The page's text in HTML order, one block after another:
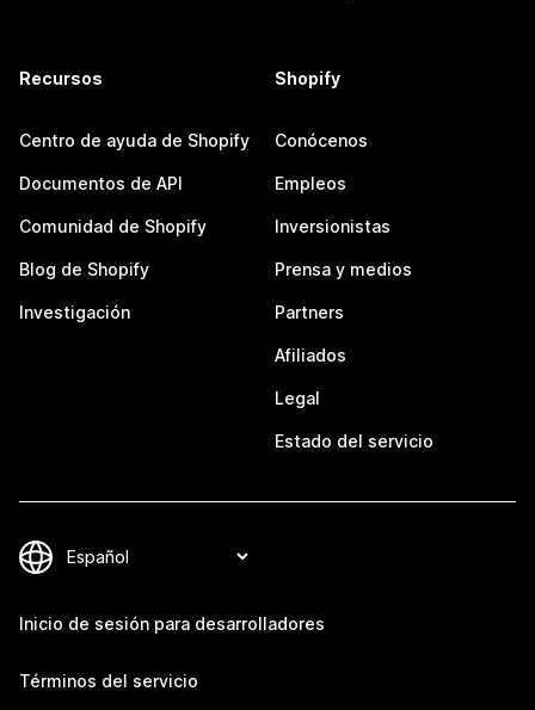
Recursos
Centro de ayuda de Shopify
Documentos de API
Comunidad de Shopify
Blog de Shopify
Investigación
Shopify
Conócenos
Empleos
Inversionistas
Prensa y medios
Partners
Afiliados
Legal
Estado del servicio
Inicio de sesión para desarrolladores
Términos del servicio